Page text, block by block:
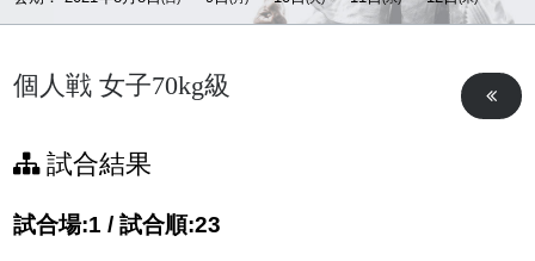
個人戦 女子70kg級
試合結果
試合場:1 / 試合順:23